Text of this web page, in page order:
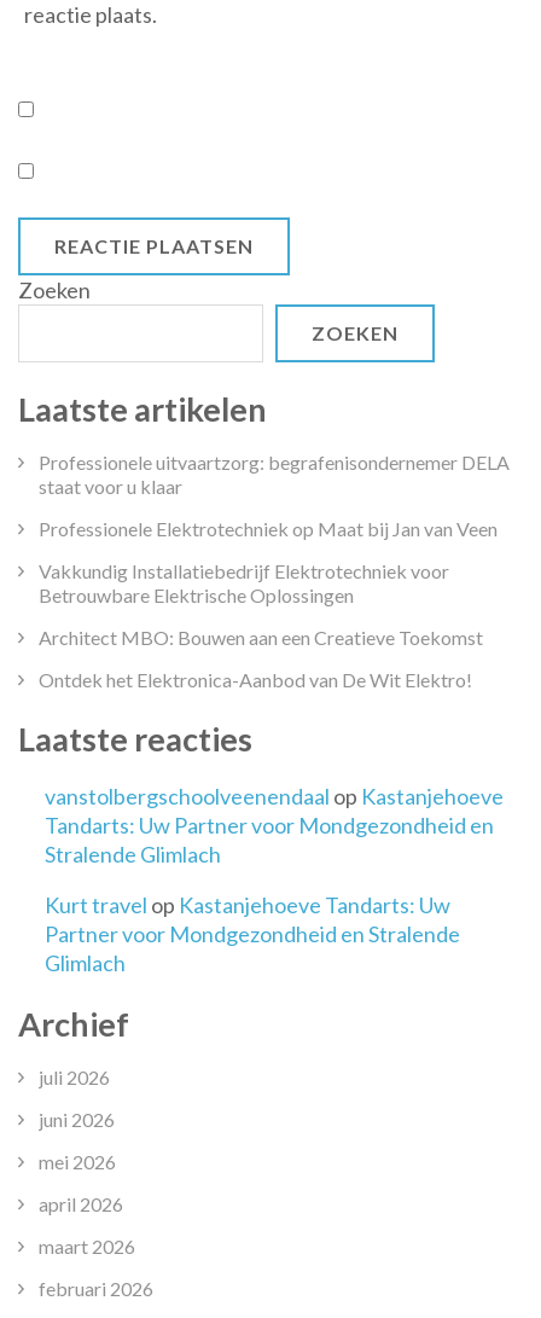
reactie plaats.
Zoeken
ZOEKEN
Laatste artikelen
Professionele uitvaartzorg: begrafenisondernemer DELA
staat voor u klaar
Professionele Elektrotechniek op Maat bij Jan van Veen
Vakkundig Installatiebedrijf Elektrotechniek voor
Betrouwbare Elektrische Oplossingen
Architect MBO: Bouwen aan een Creatieve Toekomst
Ontdek het Elektronica-Aanbod van De Wit Elektro!
Laatste reacties
vanstolbergschoolveenendaal op Kastanjehoeve
Tandarts: Uw Partner voor Mondgezondheid en
Stralende Glimlach
Kurt travel op Kastanjehoeve Tandarts: Uw
Partner voor Mondgezondheid en Stralende
Glimlach
Archief
juli 2026
juni 2026
mei 2026
april 2026
maart 2026
februari 2026